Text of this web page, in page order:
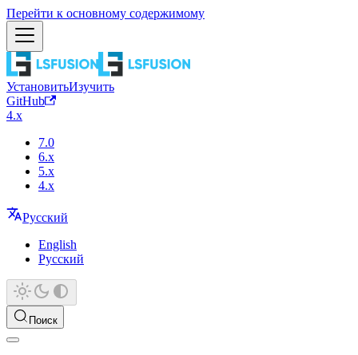
Перейти к основному содержимому
УстановитьИзучить
GitHub
4.x
7.0
6.x
5.x
4.x
Русский
English
Русский
Поиск